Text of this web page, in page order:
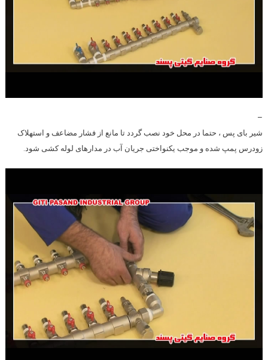
–
شیر بای پس ، حتما در محل خود نصب گردد تا مانع از فشار مضاعف و استهلاک
زودرس پمپ شده و موجب یکنواختی جریان آب در مدارهای لوله کشی شود.